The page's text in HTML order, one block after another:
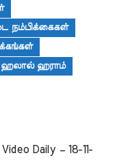
நம்பிக்கைகள்
ஹலால் ஹராம்
Daily – 18-11-